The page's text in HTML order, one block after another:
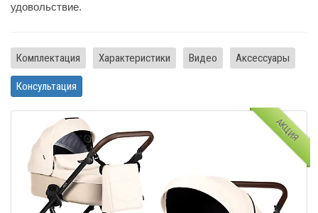
удовольствие.
Комплектация Характеристики Видео Аксессуары
Консультация
АКЦИЯ